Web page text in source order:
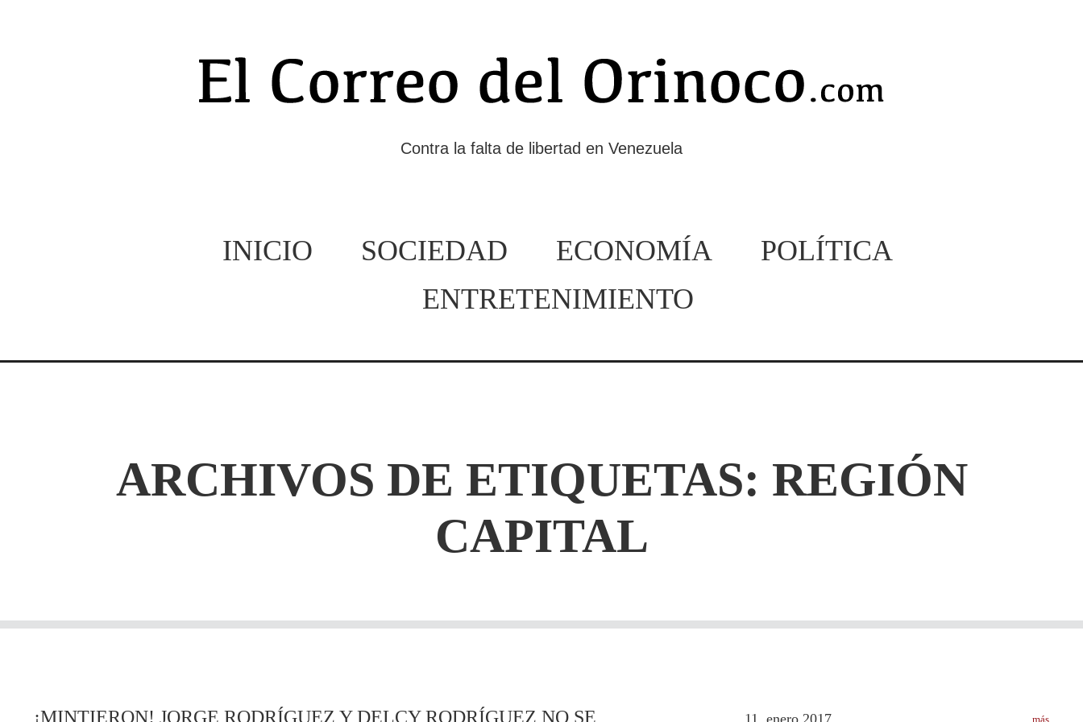
Contra la falta de libertad en Venezuela
INICIO SOCIEDAD ECONOMÍA
POLÍTICA
ENTRETENIMIENTO
ARCHIVOS DE ETIQUETAS: REGIÓN
CAPITAL
¡MINTIERON! JORGE RODRÍGUEZ Y DELCY RODRÍGUEZ NO SE 11 enero 2017 más